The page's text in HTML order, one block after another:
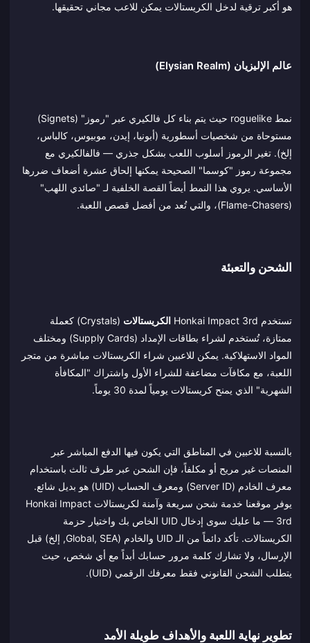
هو أكبر ترقية لدخل الكريستالات يمكن للاعب مجاني تحقيقها.
عالم الإليزيان (Elysian Realm)
نمط roguelike حيث يتم بناء كل فالكيري عبر "رموز" (Signets)
مستوحاة من شخصيات أسطورية (أبونيا، إيدن، موبيوس، كالباس،
إلخ). تغير الرموز أسلوب اللعب بشكل جذري — فالفالكيري مع
مجموعة رموز "كوسما" الصحيحة يمكنها إلحاق عشرة أضعاف ضررها
الأساسي. يروي هذا النمط أيضاً القصة الخلفية لـ "صائدي اللهب"
(Flame-Chasers)، والتي تُعد من أفضل قصص اللعبة.
الشحن والتعبئة
تستخدم Honkai Impact 3rd الكريستالات
(Crystals) كعملة
ممتازة، تُستخدم لشراء بطاقات الإمداد (Supply Cards) ومختلف
المواد الاستهلاكية. يمكن للاعبين شراء الكريستالات مباشرة من متجر
اللعبة، مع مكافآت مضاعفة للشراء الأول واشتراك "المكافأة
الشهرية" الذي يمنح كريستالات يومياً لمدة 30 يوماً.
بالنسبة للاعبين في المناطق التي يكون فيها الدفع المباشر عبر
المنصات غير مريح أو مكلفاً، فإن الشحن عبر طرف ثالث باستخدام
معرف الخادم (Server ID) ومعرف الحساب (UID) هو بديل شائع.
يوفر موقعنا خدمة شحن سريعة وآمنة لكريستالات Honkai Impact
3rd — ما عليك سوى إدخال UID الخاص بك واختيار حزمة
الكريستالات. تأكد دائماً من الـ UID والخادم (Global, SEA, إلخ) قبل
الإرسال، ولا تشارك كلمة مرور حسابك أبداً مع أي شخص، حيث
يتطلب الشحن القانوني فقط معرفك الرقمي (UID).
تطوير نهاية اللعبة والأهداف طويلة الأمد